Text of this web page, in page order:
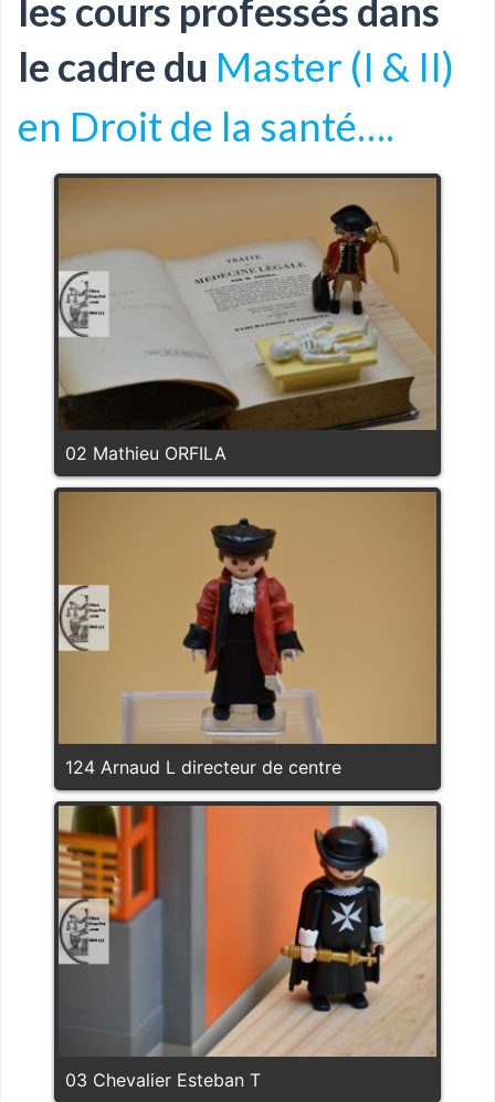
les cours professés dans
le cadre du Master (I & II)
en Droit de la santé….
02 Mathieu ORFILA
124 Arnaud L directeur de centre
03 Chevalier Esteban T